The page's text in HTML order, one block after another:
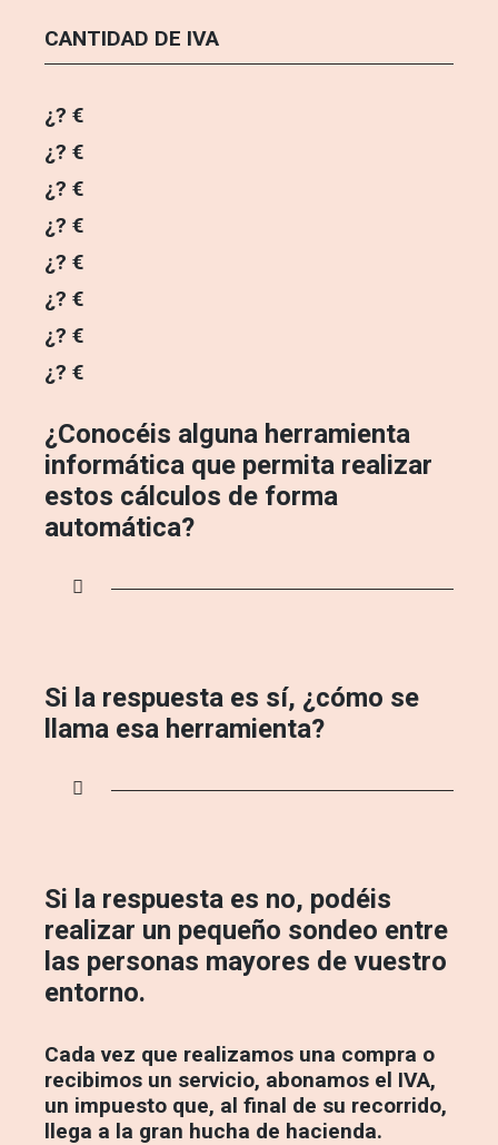
CANTIDAD DE IVA
¿? €
¿? €
¿? €
¿? €
¿? €
¿? €
¿? €
¿? €
¿Conocéis alguna herramienta
informática que permita realizar
estos cálculos de forma
automática?
Si la respuesta es sí, ¿cómo se
llama esa herramienta?
Si la respuesta es no, podéis
realizar un pequeño sondeo entre
las personas mayores de vuestro
entorno.
Cada vez que realizamos una compra o
recibimos un servicio, abonamos el IVA,
un impuesto que, al final de su recorrido,
llega a la gran hucha de hacienda.